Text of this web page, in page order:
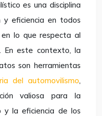
y eficiencia en todos
lo que respecta al
En este contexto, la
son herramientas
del automovilismo,
valiosa para la
y la eficiencia de los